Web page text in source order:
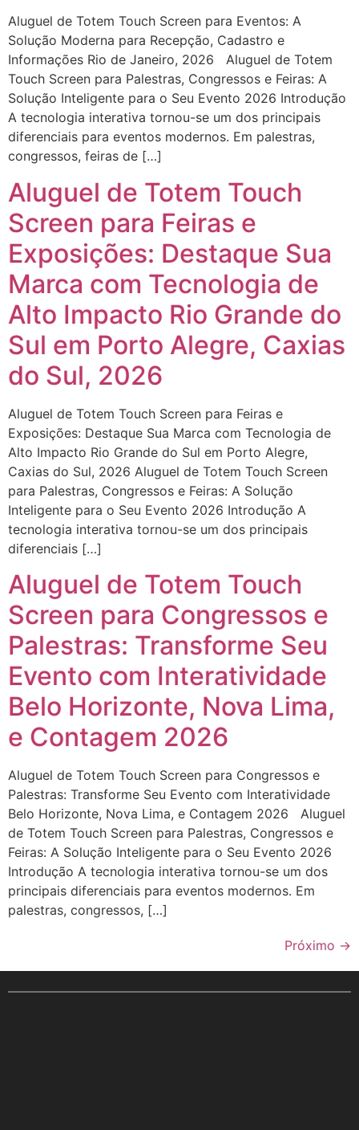
Aluguel de Totem Touch Screen para Eventos: A
Solução Moderna para Recepção, Cadastro e
Informações Rio de Janeiro, 2026 Aluguel de Totem
Touch Screen para Palestras, Congressos e Feiras: A
Solução Inteligente para o Seu Evento 2026 Introdução
A tecnologia interativa tornou-se um dos principais
diferenciais para eventos modernos. Em palestras,
congressos, feiras de […]
Aluguel de Totem Touch
Screen para Feiras e
Exposições: Destaque Sua
Marca com Tecnologia de
Alto Impacto Rio Grande do
Sul em Porto Alegre, Caxias
do Sul, 2026
Aluguel de Totem Touch Screen para Feiras e
Exposições: Destaque Sua Marca com Tecnologia de
Alto Impacto Rio Grande do Sul em Porto Alegre,
Caxias do Sul, 2026 Aluguel de Totem Touch Screen
para Palestras, Congressos e Feiras: A Solução
Inteligente para o Seu Evento 2026 Introdução A
tecnologia interativa tornou-se um dos principais
diferenciais […]
Aluguel de Totem Touch
Screen para Congressos e
Palestras: Transforme Seu
Evento com Interatividade
Belo Horizonte, Nova Lima,
e Contagem 2026
Aluguel de Totem Touch Screen para Congressos e
Palestras: Transforme Seu Evento com Interatividade
Belo Horizonte, Nova Lima, e Contagem 2026 Aluguel
de Totem Touch Screen para Palestras, Congressos e
Feiras: A Solução Inteligente para o Seu Evento 2026
Introdução A tecnologia interativa tornou-se um dos
principais diferenciais para eventos modernos. Em
palestras, congressos, […]
Próximo →